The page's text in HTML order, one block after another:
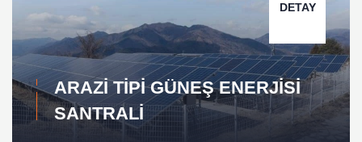
DETAY
ARAZI TIPI GÜNEŞ ENERJISI
SANTRALI